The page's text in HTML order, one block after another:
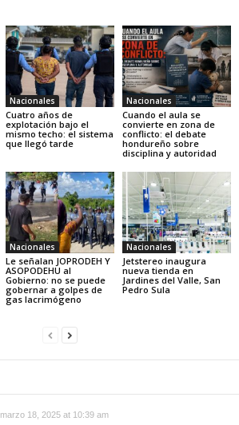
Nacionales
Cuatro años de
explotación bajo el
mismo techo: el sistema
que llegó tarde
Nacionales
Cuando el aula se
convierte en zona de
conflicto: el debate
hondureño sobre
disciplina y autoridad
Nacionales
Le señalan JOPRODEH Y
ASOPODEHU al
Gobierno: no se puede
gobernar a golpes de
gas lacrimógeno
Nacionales
Jetstereo inaugura
nueva tienda en
Jardines del Valle, San
Pedro Sula
marzo 18, 2025 at 10:39 am